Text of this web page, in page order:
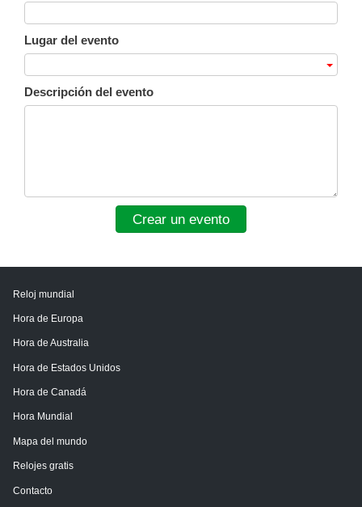
Lugar del evento
Descripción del evento
Crear un evento
Reloj mundial
Hora de Europa
Hora de Australia
Hora de Estados Unidos
Hora de Canadá
Hora Mundial
Mapa del mundo
Relojes gratis
Contacto